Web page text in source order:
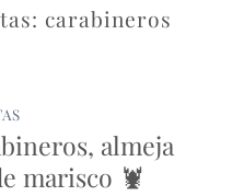
carabineros
almeja
marisco 🦞